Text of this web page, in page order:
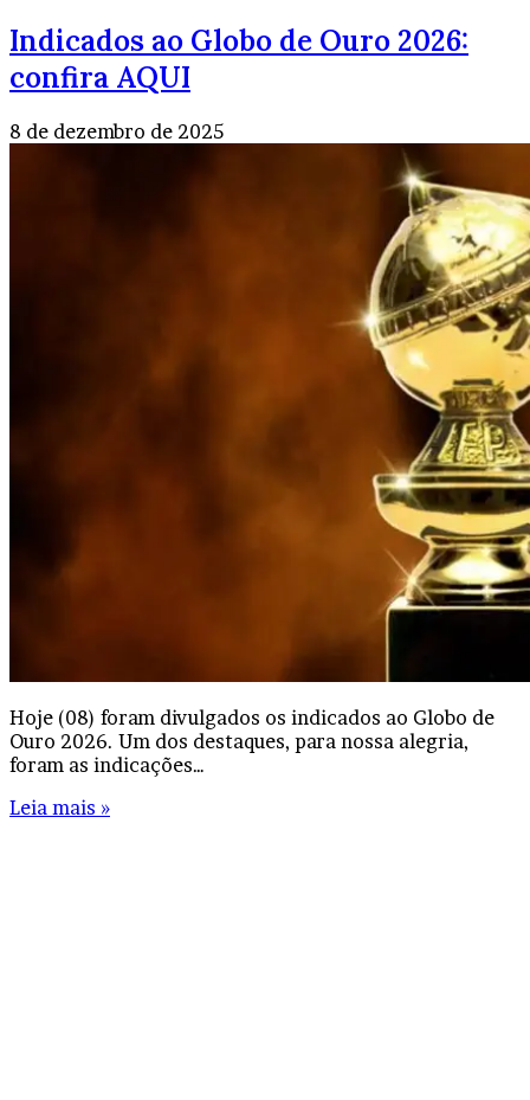
Indicados ao Globo de Ouro 2026:
confira AQUI
8 de dezembro de 2025
Hoje (08) foram divulgados os indicados ao Globo de
Ouro 2026. Um dos destaques, para nossa alegria,
foram as indicações…
Leia mais »